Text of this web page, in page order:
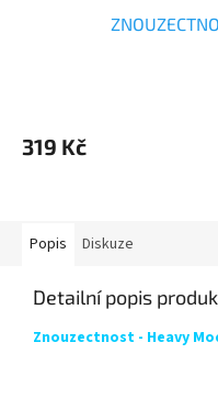
319 Kč
Popis Diskuze
Detailní popis
Znouzectnost - Heavy